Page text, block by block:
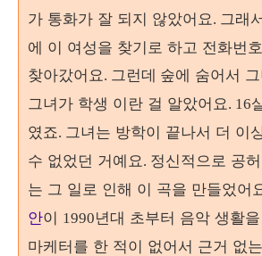
가 통화가 잘 되지 않았어요. 그래
에 이 여성을 찾기로 하고 전화번
찾아갔어요. 그런데 숲에 숨어서
그녀가 학생 이란 걸 알았어요. 16
였죠. 그녀는 방학이 끝나서 더 이
수 없었던 거예요. 정신적으로 공
는 그 일로 인해 이 곡을 만들었어
안이 1990년대 초부터 음악 생활
마케터를 한 적이 없어서 근거 없